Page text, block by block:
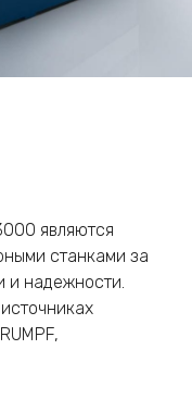
являются
станками за
и надежности.